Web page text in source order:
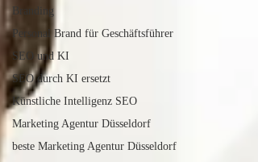
Branding
Personal Brand für Geschäftsführer
SEO und KI
SEO durch KI ersetzt
Künstliche Intelligenz SEO
Marketing Agentur Düsseldorf
beste Marketing Agentur Düsseldorf